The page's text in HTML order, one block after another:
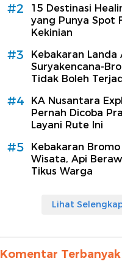
#2
15 Destinasi
yang Punya Spot
Kekinian
#3
Kebakaran Landa
Suryakencana-
Tidak Boleh
#4
KA Nusantara
Pernah Dicoba
Layani Rute Ini
#5
Kebakaran
Wisata, Api
Tikus Warga
Lihat
Komentar Terbanyak